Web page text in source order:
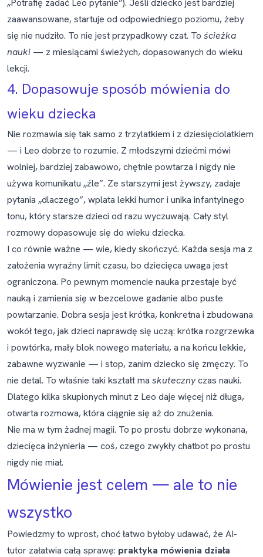
„Potrafię zadać Leo pytanie”). Jeśli dziecko jest bardziej
zaawansowane, startuje od odpowiedniego poziomu, żeby
się nie nudziło. To nie jest przypadkowy czat. To ścieżka
nauki — z miesiącami świeżych, dopasowanych do wieku
lekcji.
4. Dopasowuje sposób mówienia do
wieku dziecka
Nie rozmawia się tak samo z trzylatkiem i z dziesięciolatkiem
— i Leo dobrze to rozumie. Z młodszymi dziećmi mówi
wolniej, bardziej zabawowo, chętnie powtarza i nigdy nie
używa komunikatu „źle”. Ze starszymi jest żywszy, zadaje
pytania „dlaczego”, wplata lekki humor i unika infantylnego
tonu, który starsze dzieci od razu wyczuwają. Cały styl
rozmowy dopasowuje się do wieku dziecka.
I co równie ważne — wie, kiedy skończyć. Każda sesja ma z
założenia wyraźny limit czasu, bo dziecięca uwaga jest
ograniczona. Po pewnym momencie nauka przestaje być
nauką i zamienia się w bezcelowe gadanie albo puste
powtarzanie. Dobra sesja jest krótka, konkretna i zbudowana
wokół tego, jak dzieci naprawdę się uczą: krótka rozgrzewka
i powtórka, mały blok nowego materiału, a na końcu lekkie,
zabawne wyzwanie — i stop, zanim dziecko się zmęczy. To
nie detal. To właśnie taki kształt ma skutecznyczas nauki.
Dlatego kilka skupionych minut z Leo daje więcej niż długa,
otwarta rozmowa, która ciągnie się aż do znużenia.
Nie ma w tym żadnej magii. To po prostu dobrze wykonana,
dziecięca inżynieria — coś, czego zwykły chatbot po prostu
nigdy nie miał.
Mówienie jest celem — ale to nie
wszystko
Powiedzmy to wprost, choć łatwo byłoby udawać, że AI-
tutor załatwia całą sprawę: praktyka mówienia działa